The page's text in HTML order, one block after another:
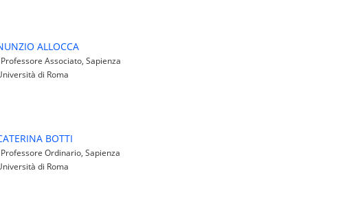
ALLOCCA
Professore Associato, Sapienza
di Roma
BOTTI
Professore Ordinario, Sapienza
di Roma